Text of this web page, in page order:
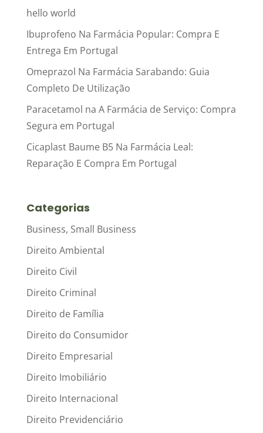
hello world
Ibuprofeno Na Farmácia Popular: Compra E
Entrega Em Portugal
Omeprazol Na Farmácia Sarabando: Guia
Completo De Utilização
Paracetamol na A Farmácia de Serviço: Compra
Segura em Portugal
Cicaplast Baume B5 Na Farmácia Leal:
Reparação E Compra Em Portugal
Categorias
Business, Small Business
Direito Ambiental
Direito Civil
Direito Criminal
Direito de Família
Direito do Consumidor
Direito Empresarial
Direito Imobiliário
Direito Internacional
Direito Previdenciário